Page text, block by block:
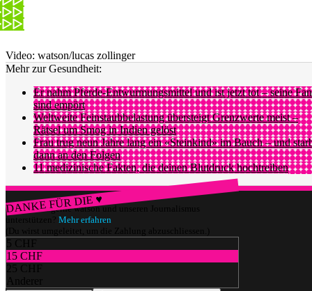
Video: watson/lucas zollinger
Mehr zur Gesundheit:
Er nahm Pferde-Entwurmungsmittel und ist jetzt tot – seine
sind empört
Weltweite Feinstaubbelastung übersteigt Grenzwerte meist –
Rätsel um Smog in Indien gelöst
Frau trug neun Jahre lang ein «Steinkind» im Bauch – und
dann an den Folgen
11 medizinische Fakten, die deinen Blutdruck hochtreiben
DANKE FÜR DIE ♥
Würdest du gerne watson und unseren Journalismus
unterstützen? Mehr erfahren
(Du wirst umgeleitet, um die Zahlung abzuschliessen.)
5 CHF
15 CHF
25 CHF
Anderer